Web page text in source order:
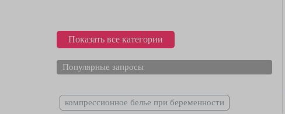
Показать все категории
Популярные запросы
компрессионное белье при беременности